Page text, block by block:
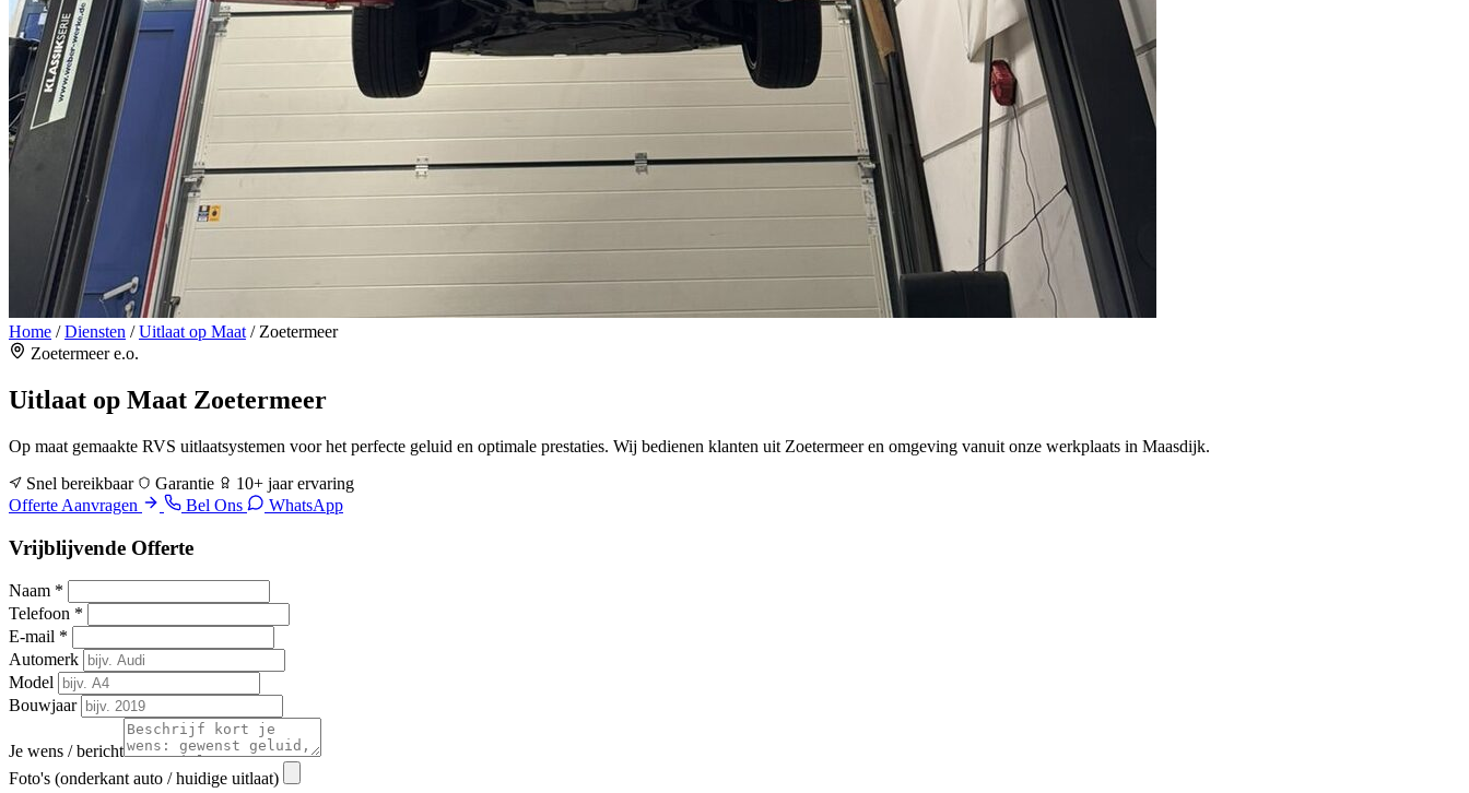
Home / Diensten / Uitlaat op Maat / Zoetermeer
Zoetermeer e.o.
Uitlaat op Maat Zoetermeer
Op maat gemaakte RVS uitlaatsystemen voor het perfecte geluid en optimale prestaties. Wij bedienen klanten uit Zoetermeer en omgeving vanuit onze werkplaats in Maasdijk.
Snel bereikbaar
Garantie
10+ jaar ervaring
Offerte Aanvragen
Bel Ons WhatsApp
Vrijblijvende Offerte
Naam *
Telefoon *
E-mail *
Automerk
Model
Bouwjaar
Je wens / bericht
Foto's (onderkant auto / huidige uitlaat)